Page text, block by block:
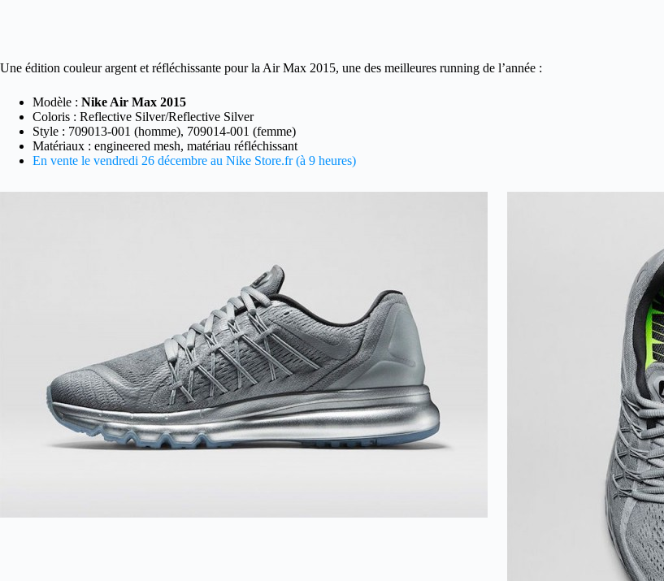
Une édition couleur argent et réfléchissante pour la Air Max 2015, une des meilleures running de l’année :
Modèle : Nike Air Max 2015
Coloris : Reflective Silver/Reflective Silver
Style : 709013-001 (homme), 709014-001 (femme)
Matériaux : engineered mesh, matériau réfléchissant
En vente le vendredi 26 décembre au Nike Store.fr (à 9 heures)